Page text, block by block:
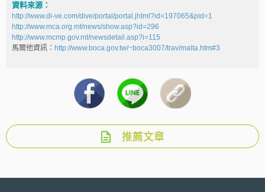
資料來源：
http://www.di-ve.com/dive/portal/portal.jhtml?id=197065&pid=1
http://www.mca.org.mt/news/show.asp?id=296
http://www.mcmp.gov.mt/newsdetail.asp?i=115
馬爾他資訊： http://www.boca.gov.tw/~boca3007/trav/malta.htm#3
推薦文章